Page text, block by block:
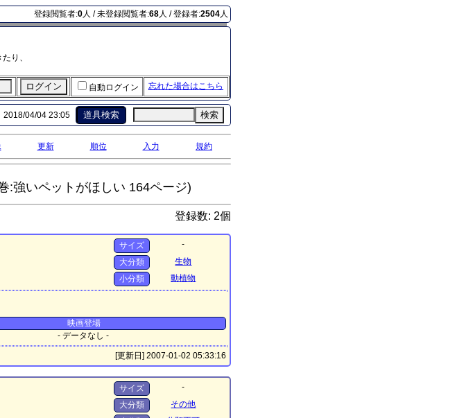
登録閲覧者:0人 / 未登録閲覧者:68人 / 登録者:2504人
り、
自動ログイン 忘れた場合はこちら
2018/04/04 23:05 道具検索 検索
更新 順位 入力 規約
:強いペットがほしい 164ページ)
登録数: 2個
サイズ
-
大分類
生物
小分類
動植物
映画登場
- データなし -
[更新日] 2007-01-02 05:33:16
サイズ
-
大分類
その他